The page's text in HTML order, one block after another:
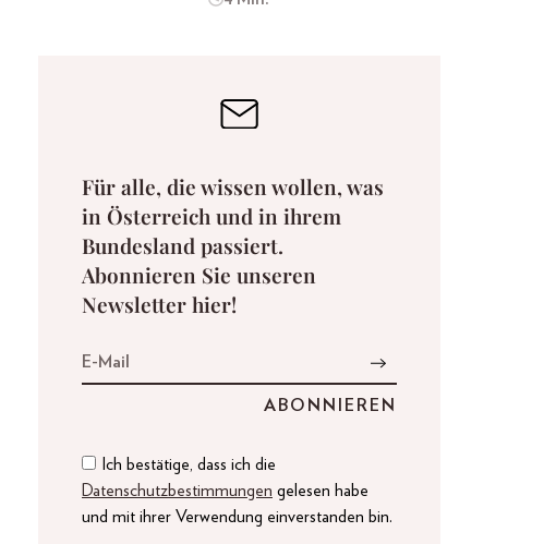
Für alle, die wissen wollen, was
in Österreich und in ihrem
Bundesland passiert.
Abonnieren Sie unseren
Newsletter hier!
Ich bestätige, dass ich die
Datenschutzbestimmungen gelesen habe
und mit ihrer Verwendung einverstanden bin.